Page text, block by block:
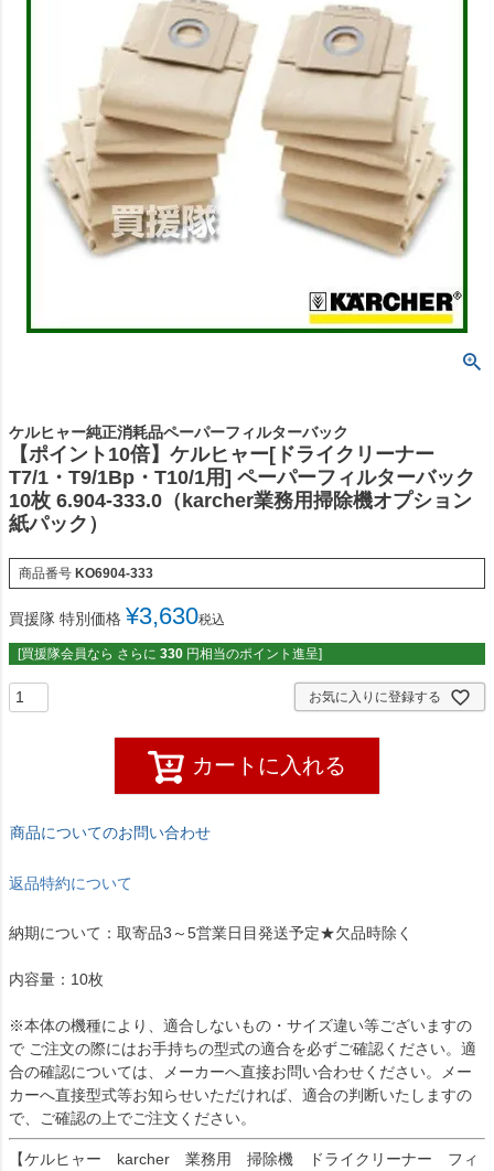
ケルヒャー純正消耗品ペーパーフィルターバック
【ポイント10倍】ケルヒャー[ドライクリーナー
T7/1・T9/1Bp・T10/1用] ペーパーフィルターバック
10枚 6.904-333.0（karcher業務用掃除機オプション
紙パック）
商品番号 KO6904-333
買援隊 特別価格 ¥3,630税込
[買援隊会員なら さらに 330 円相当のポイント進呈]
お気に入りに登録する
カートに入れる
商品についてのお問い合わせ
返品特約について
納期について：取寄品3～5営業日目発送予定★欠品時除く
内容量：10枚
※本体の機種により、適合しないもの・サイズ違い等ございますの
で ご注文の際にはお手持ちの型式の適合を必ずご確認ください。適
合の確認については、メーカーへ直接お問い合わせください。メー
カーへ直接型式等お知らせいただければ、適合の判断いたしますの
で、ご確認の上でご注文ください。
【ケルヒャー karcher 業務用 掃除機 ドライクリーナー フィ